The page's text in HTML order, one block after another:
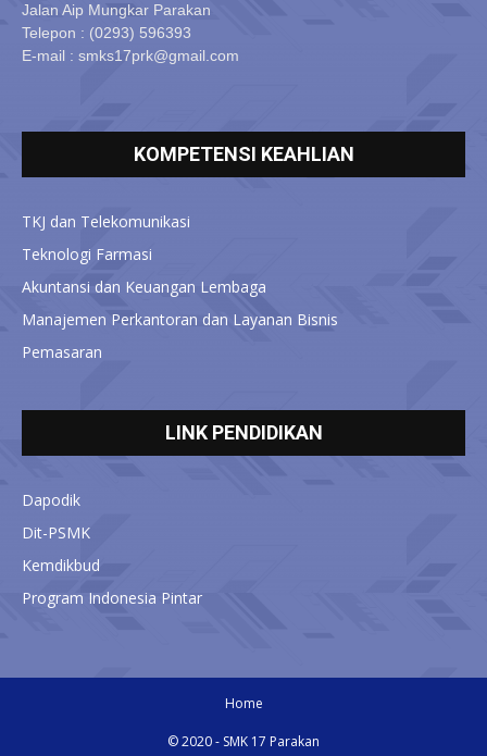
Jalan Aip Mungkar Parakan
Telepon : (0293) 596393
E-mail : smks17prk@gmail.com
KOMPETENSI KEAHLIAN
TKJ dan Telekomunikasi
Teknologi Farmasi
Akuntansi dan Keuangan Lembaga
Manajemen Perkantoran dan Layanan Bisnis
Pemasaran
LINK PENDIDIKAN
Dapodik
Dit-PSMK
Kemdikbud
Program Indonesia Pintar
Home
© 2020 - SMK 17 Parakan